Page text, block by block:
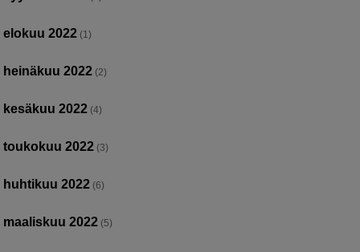
elokuu 2022 (1)
heinäkuu 2022 (2)
kesäkuu 2022 (4)
toukokuu 2022 (3)
huhtikuu 2022 (6)
maaliskuu 2022 (5)